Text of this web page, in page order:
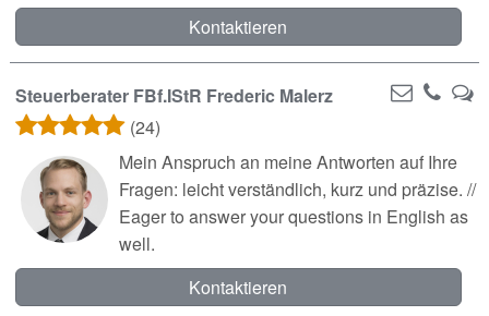
Kontaktieren
Steuerberater FBf.IStR Frederic Malerz
(24)
Mein Anspruch an meine Antworten auf Ihre
Fragen: leicht verständlich, kurz und präzise. //
Eager to answer your questions in English as
well.
Kontaktieren